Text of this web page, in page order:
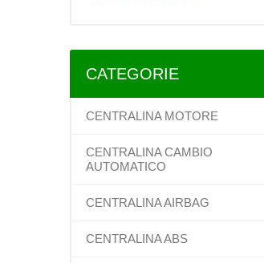
CATEGORIE
CENTRALINA MOTORE
CENTRALINA CAMBIO
AUTOMATICO
CENTRALINA AIRBAG
CENTRALINA ABS